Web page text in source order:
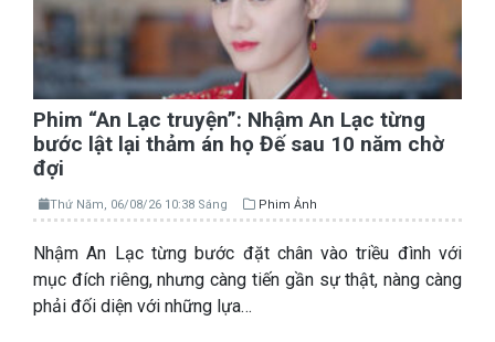
Phim “An Lạc truyện”: Nhậm An Lạc từng
bước lật lại thảm án họ Đế sau 10 năm chờ
đợi
Thứ Năm, 06/08/26 10:38 Sáng Phim Ảnh
Nhậm An Lạc từng bước đặt chân vào triều đình với
mục đích riêng, nhưng càng tiến gần sự thật, nàng càng
phải đối diện với những lựa…